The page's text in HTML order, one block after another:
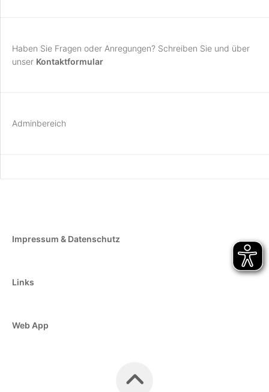
Haben Sie Fragen oder Anregungen? Schreiben Sie und über
unser Kontaktformular
Adminbereich
Impressum & Datenschutz
Links
Web App